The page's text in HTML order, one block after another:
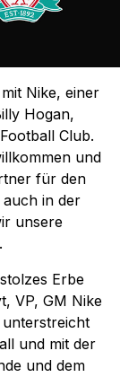
Nike, einer
Hogan,
Club.
und
für den
in der
unsere
Erbe
VP, GM Nike
und mit der
und dem